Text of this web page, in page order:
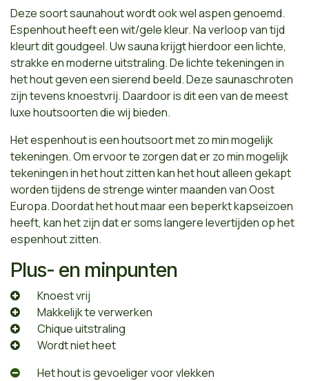
Deze soort saunahout wordt ook wel aspen genoemd.
Espenhout heeft een wit/gele kleur. Na verloop van tijd
kleurt dit goudgeel. Uw sauna krijgt hierdoor een lichte,
strakke en moderne uitstraling. De lichte tekeningen in
het hout geven een sierend beeld. Deze saunaschroten
zijn tevens knoestvrij. Daardoor is dit een van de meest
luxe houtsoorten die wij bieden.
Het espenhout is een houtsoort met zo min mogelijk
tekeningen. Om ervoor te zorgen dat er zo min mogelijk
tekeningen in het hout zitten kan het hout alleen gekapt
worden tijdens de strenge winter maanden van Oost
Europa. Doordat het hout maar een beperkt kapseizoen
heeft, kan het zijn dat er soms langere levertijden op het
espenhout zitten.
Plus- en minpunten
​Knoest vrij
​Makkelijk te verwerken
​Chique uitstraling
​Wordt niet heet
​Het hout is gevoeliger voor vlekken